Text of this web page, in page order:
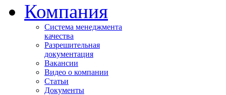
Компания
Система менеджмента
качества
Разрешительная
документация
Вакансии
Видео о компании
Статьи
Документы